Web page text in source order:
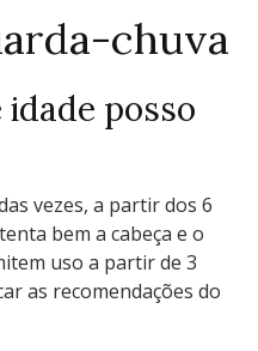
chuva
posso
vezes, a partir dos 6
bem a cabeça e o
uso a partir de 3
as recomendações do